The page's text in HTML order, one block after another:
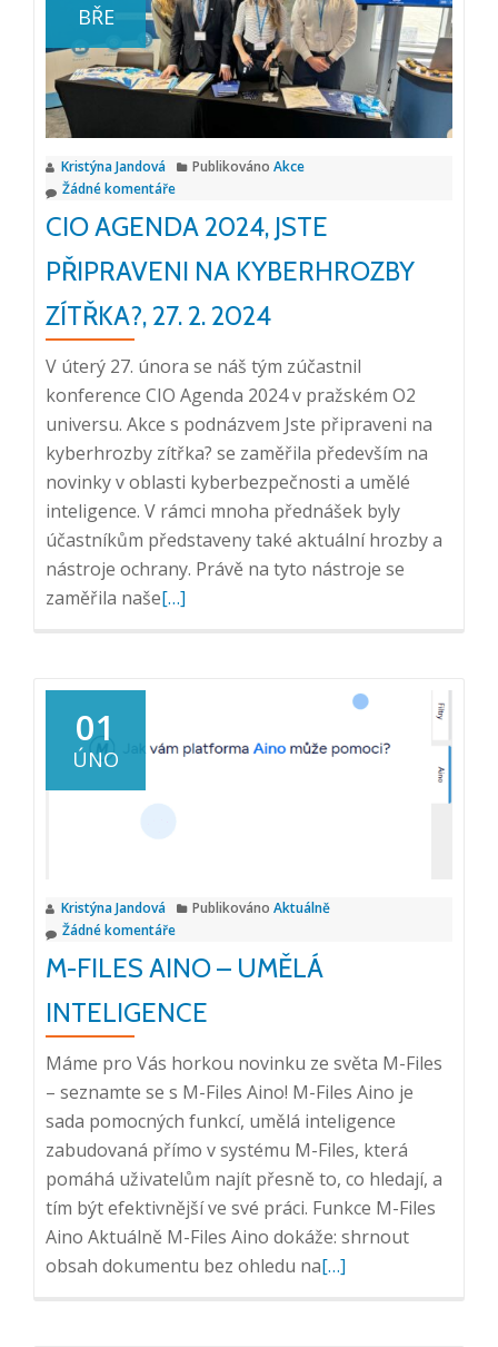
ICT
snídaně:
Digitalizace
a
bezpapírová
kancelář,
3.
2024
BŘE
Kristýna Jandová Publikováno Akce
Žádné komentáře
CIO AGENDA 2024, JSTE
PŘIPRAVENI NA KYBERHROZBY
ZÍTŘKA?, 27. 2. 2024
V úterý 27. února se náš tým zúčastnil
konference CIO Agenda 2024 v pražském O2
universu. Akce s podnázvem Jste připraveni na
kyberhrozby zítřka? se zaměřila především na
novinky v oblasti kyberbezpečnosti a umělé
inteligence. V rámci mnoha přednášek byly
účastníkům představeny také aktuální hrozby a
nástroje ochrany. Právě na tyto nástroje se
zaměřila našePřečtěte
Agenda
Jste
připraveni
zítřka?,
2.
2024
[…]
01
ÚNO
Kristýna Jandová Publikováno Aktuálně
Žádné komentáře
M-FILES AINO – UMĚLÁ
INTELIGENCE
Máme pro Vás horkou novinku ze světa M-Files
– seznamte se s M-Files Aino! M-Files Aino je
sada pomocných funkcí, umělá inteligence
zabudovaná přímo v systému M-Files, která
pomáhá uživatelům najít přesně to, co hledají, a
tím být efektivnější ve své práci. Funkce M-Files
Aino Aktuálně M-Files Aino dokáže: shrnout
obsah dokumentu bez ohledu naPřečtěte
[…]